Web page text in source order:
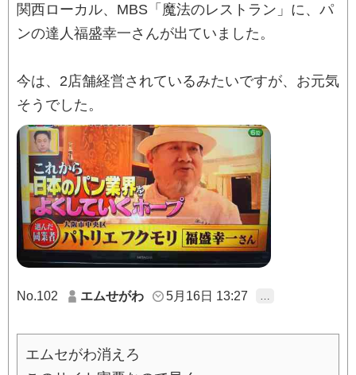
関西ローカル、MBS「魔法のレストラン」に、パ
ンの達人福盛幸一さんが出ていました。
今は、2店舗経営されているみたいですが、お元気
そうでした。
No.102 エムせがわ 5月16日 13:27 …
エムセがわ消えろ